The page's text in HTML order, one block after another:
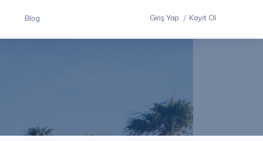
Blog Giriş Yap Kayıt Ol